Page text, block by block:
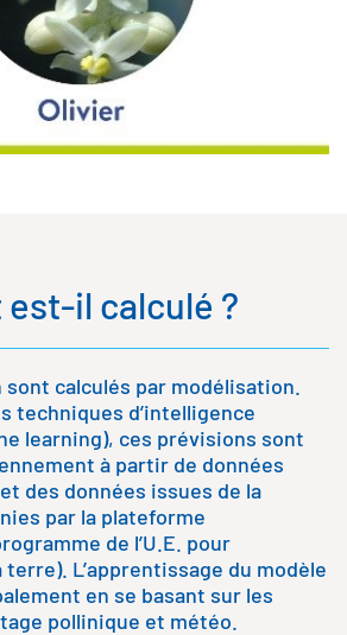
il calculé ?
calculés par modélisation.
techniques d’intelligence
learning), ces prévisions sont
à partir de données
des données issues de la
par la plateforme
de l’U.E. pour
terre). L’apprentissage du modèle
en se basant sur les
pollinique et météo.